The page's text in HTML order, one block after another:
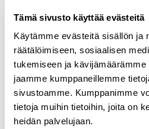
Tämä sivusto käyttää evästeitä
Käytämme evästeitä sisällön ja
räätälöimiseen, sosiaalisen
tukemiseen ja
jaamme kumppaneillemme
sivustoamme. Kumppanimme
tietoja muihin tietoihin, joita on
heidän palvelujaan.
tehostetaan kaikkien
parantaminen onkin tärkeä
toteaa Raklin Sijoittamisen
puheenjohtajana toimiva
NDA-sopimusmalli
Raklin sopimusmallit